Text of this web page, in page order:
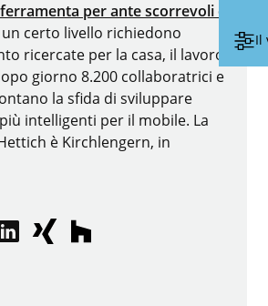
Il
per ante scorrevoli e
certo livello richiedono
ricercate per la casa, il lavoro
giorno 8.200 collaboratrici e
la sfida di sviluppare
intelligenti per il mobile. La
è Kirchlengern, in
LinkedInXINGhouzz